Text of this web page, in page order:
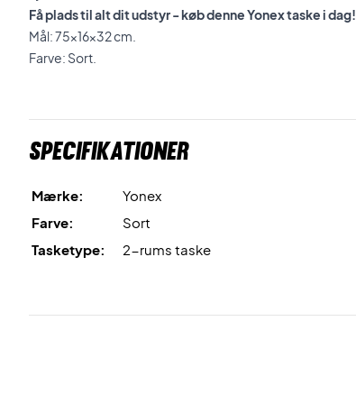
Få plads til alt dit udstyr - køb denne Yonex taske i dag!
Mål: 75x16x32 cm.
Farve: Sort.
Specifikationer
Mærke:
Yonex
Farve:
Sort
Tasketype:
2-rums taske